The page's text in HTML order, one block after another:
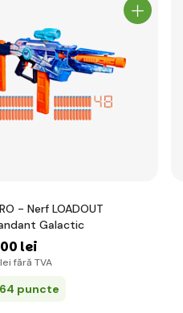
- Nerf LOADOUT
Galactic
lei
lei fără TVA
puncte